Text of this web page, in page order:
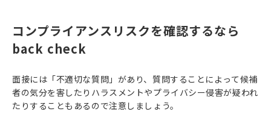
コンプライアンスリスクを確認するなら
back check
面接には「不適切な質問」があり、質問することによって候補
者の気分を害したりハラスメントやプライバシー侵害が疑われ
たりすることもあるので注意しましょう。